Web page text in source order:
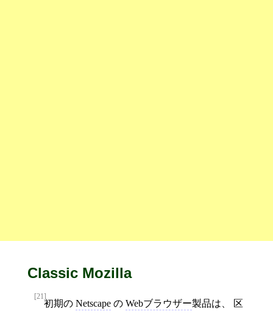
Classic Mozilla
[21]
初期の Netscape の Webブラウザー製品は、 区